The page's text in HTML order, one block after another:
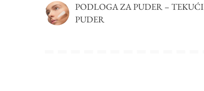
PODLOGA ZA PUDER – TEKUĆI
PUDER